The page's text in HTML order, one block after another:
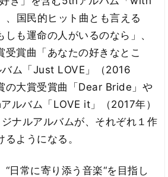
、国民的ヒット曲とも言える
しも運命の人がいるのなら」、
受賞曲「あなたの好きなとこ
ム「Just LOVE」（2016
の大賞受賞曲「Dear Bride」や
ルバム「LOVE it」（2017年）
ナルアルバムが、それぞれ１作
ようになる。
日常に寄り添う音楽“を目指し